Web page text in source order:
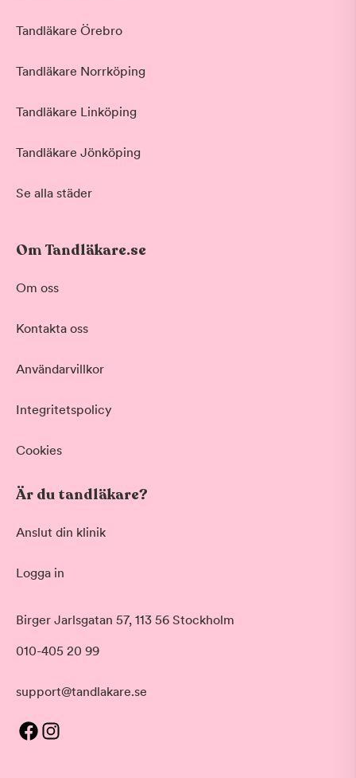
Tandläkare Örebro
Tandläkare Norrköping
Tandläkare Linköping
Tandläkare Jönköping
Se alla städer
Om Tandläkare.se
Om oss
Kontakta oss
Användarvillkor
Integritetspolicy
Cookies
Är du tandläkare?
Anslut din klinik
Logga in
Birger Jarlsgatan 57, 113 56 Stockholm
010-405 20 99
support@tandlakare.se